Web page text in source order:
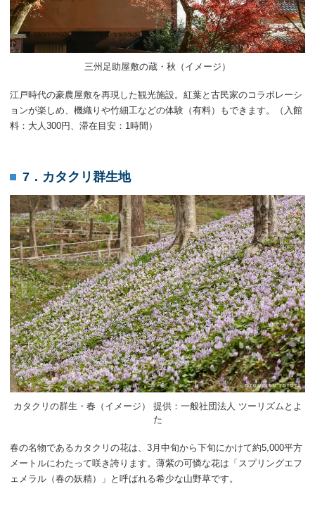
三州足助屋敷の蔵・秋（イメージ）
江戸時代の豪農屋敷を再現した観光施設。紅葉と古民家のコラボレーシ
ョンが楽しめ、機織りや竹細工などの体験（有料）もできます。（入館
料：大人300円、滞在目安：1時間）
7．カタクリ群生地
カタクリの群生・春（イメージ） 提供：一般社団法人 ツーリズムとよ
た
春の名物であるカタクリの花は、3月中旬から下旬にかけて約5,000平方
メートルにわたって咲き誇ります。薄紫の可憐な花は「スプリングエフ
ェメラル（春の妖精）」と呼ばれる希少な山野草です。